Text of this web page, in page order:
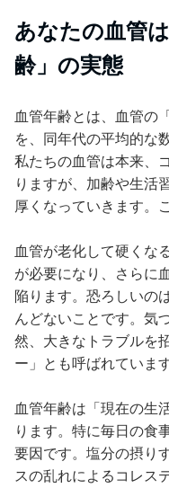
あなたの血管
齢」の実態
血管年齢とは、血管の
を、同年代の平均的な
私たちの血管は本来、
りますが、加齢や生活
厚くなっていきます。
血管が老化して硬くな
が必要になり、さらに
陥ります。恐ろしいの
んどないことです。気
然、大きなトラブルを
ー」とも呼ばれています
血管年齢は「現在の生
ります。特に毎日の食
要因です。塩分の摂り
スの乱れによるコレス